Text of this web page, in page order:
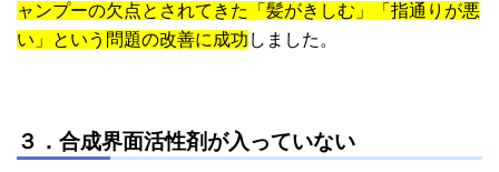
ャンプーの欠点とされてきた「髪がきしむ」「指通りが悪
い」という問題の改善に成功 しました。
３．合成界面活性剤が入っていない